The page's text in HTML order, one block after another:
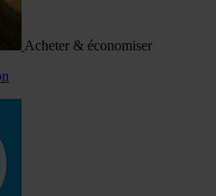
Acheter & économiser